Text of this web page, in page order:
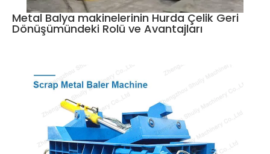
Metal Balya makinelerinin Hurda Çelik Geri
Dönüşümündeki Rolü ve Avantajları